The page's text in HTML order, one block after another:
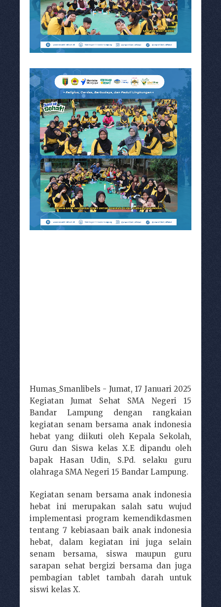
Humas_Smanlibels - Jumat, 17 Januari 2025
Kegiatan Jumat Sehat SMA Negeri 15
Bandar Lampung dengan rangkaian
kegiatan senam bersama anak indonesia
hebat yang diikuti oleh Kepala Sekolah,
Guru dan Siswa kelas X.E dipandu oleh
bapak Hasan Udin, S.Pd. selaku guru
olahraga SMA Negeri 15 Bandar Lampung.
Kegiatan senam bersama anak indonesia
hebat ini merupakan salah satu wujud
implementasi program kemendikdasmen
tentang 7 kebiasaan baik anak indonesia
hebat, dalam kegiatan ini juga selain
senam bersama, siswa maupun guru
sarapan sehat bergizi bersama dan juga
pembagian tablet tambah darah untuk
siswi kelas X.